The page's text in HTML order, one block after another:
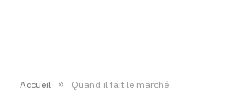
Accueil » Quand il fait le marché